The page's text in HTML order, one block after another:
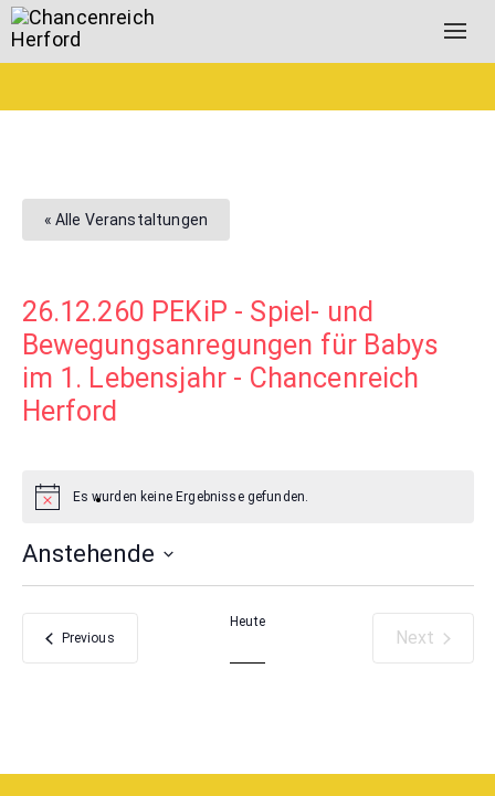
« Alle Veranstaltungen
26.12.260 PEKiP - Spiel- und
Bewegungsanregungen für Babys
im 1. Lebensjahr - Chancenreich
Herford
Es wurden keine Ergebnisse gefunden.
Anstehende
Select
date.
PreviousVeranstaltungen
Heute
Next